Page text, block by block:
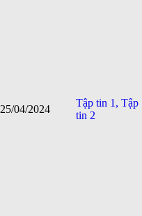
25/04/2024
Tập tin 1, Tập
tin 2